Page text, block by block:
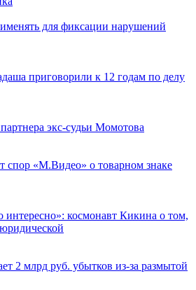
для фиксации нарушений
приговорили к 12 годам по делу
экс-судьи Момотова
спор «М.Видео» о товарном знаке
космонавт Кикина о том,
2 млрд руб. убытков из-за размытой